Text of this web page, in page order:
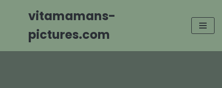
springen
vitamamans-
pictures.com